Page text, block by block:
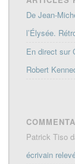
De Jean-
l’Élysée.
En direct sur
Robert
Patrick Tiso
écrivain